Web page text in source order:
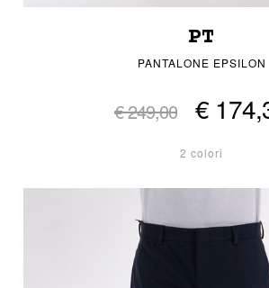
PT
PANTALONE EPSILON
€ 249,00 €
2 colori